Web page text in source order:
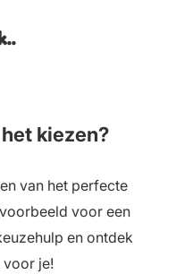
kiezen?
van het perfecte
voor een
en ontdek
voor je!